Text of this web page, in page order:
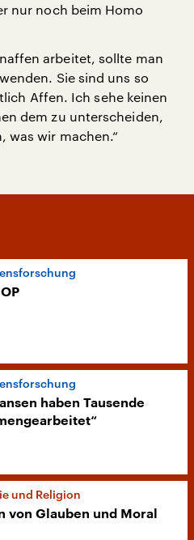
nur noch beim Homo
arbeitet, sollte man
Sie sind uns so
Affen. Ich sehe keinen
dem zu unterscheiden,
was wir machen.“
haben Tausende
und Religion
von Glauben und Moral